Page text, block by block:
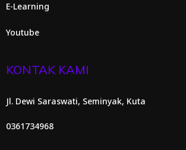
E-Learning
Youtube
KONTAK KAMI
Jl. Dewi Saraswati, Seminyak, Kuta
0361734968